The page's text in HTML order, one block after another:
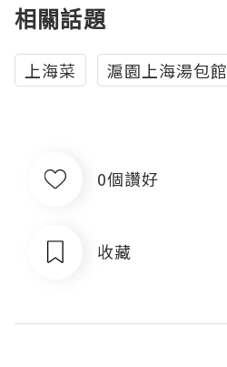
相關話題
上海菜 滬園上海湯包館
0個讚好
收藏